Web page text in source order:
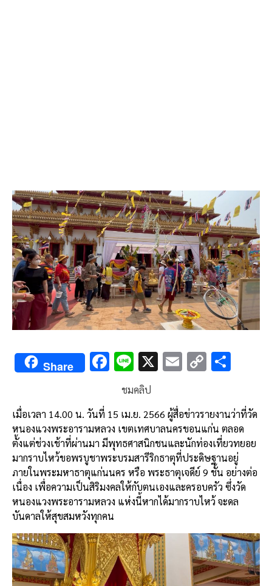
Share F
ac
b
o
o
k
Li
n
e
X E
l
C
Li
n
k
ar
e
ชมคลิป
เมื่อเวลา 14.00 น. วันที่ 15 เม.ย. 2566 ผู้สื่อข่าวรายงานว่าที่วัด
หนองแวงพระอารามหลวง เขตเทศบาลนครขอนแก่น ตลอด
ตั้งแต่ช่วงเช้าที่ผ่านมา มีพุทธศาสนิกชนและนักท่องเที่ยวทยอย
มากราบไหว้ขอพรบูชาพระบรมสารีริกธาตุที่ประดิษฐานอยู่
ภายในพระมหาธาตุแก่นนคร หรือ พระธาตุเจดีย์ 9 ชั้น อย่างต่อ
เนื่อง เพื่อความเป็นสิริมงคลให้กับตนเองและครอบครัว ซึ่งวัด
หนองแวงพระอารามหลวง แห่งนี้หากได้มากราบไหว้ จะดล
บันดาลให้สุขสมหวังทุกคน